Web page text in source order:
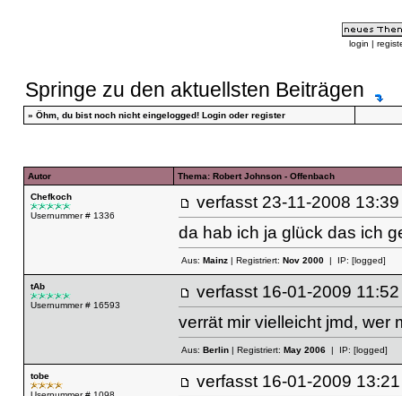
login |
Springe zu den aktuellsten Beiträgen
» Öhm, du bist noch nicht eingelogged! Loginoder register
Autor Thema: Robert Johnson - Offenbach
Chefkoch
Usernummer # 1336
verfasst 23-11-2008
da hab ich ja glück das ich
Aus: Mainz| Registriert: Nov 2000| IP: [logged]
tAb
Usernummer # 16593
verfasst 16-01-2009
verrät mir vielleicht jmd, wer
Aus: Berlin| Registriert: May 2006| IP: [logged]
tobe
verfasst 16-01-2009